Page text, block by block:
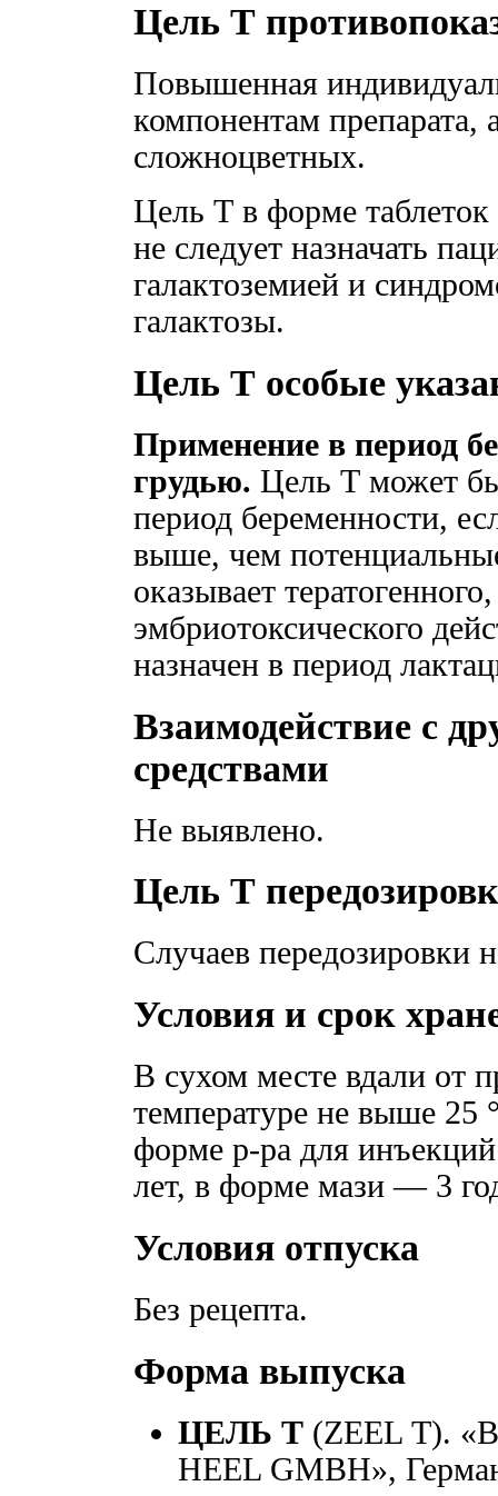
Цель Т
Повышенная
компонентам препарата,
сложноцветных.
Цель Т в форме таблеток
не следует назначать
галактоземией и
галактозы.
Цель Т особые
Применение в период
грудью. Цель Т может
период беременности,
выше, чем
оказывает
эмбриотоксического
назначен в период
Взаимодействие с
средствами
Не выявлено.
Цель Т
Случаев передозировки
Условия и срок
В сухом месте вдали от
температуре не выше 25
форме р-ра для
лет, в форме мази — 3
Условия отпуска
Без рецепта.
Форма выпуска
ЦЕЛЬ Т (ZEEL Т).
HEEL GMBH»,